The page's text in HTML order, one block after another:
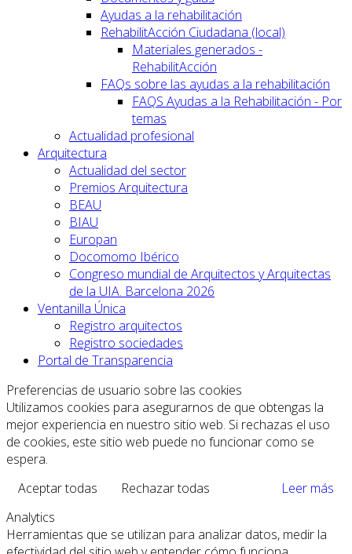
Ayudas a la rehabilitación
RehabilitAcción Ciudadana (local)
Materiales generados -
RehabilitAcción
FAQs sobre las ayudas a la rehabilitación
FAQS Ayudas a la Rehabilitación - Por
temas
Actualidad profesional
Arquitectura
Actualidad del sector
Premios Arquitectura
BEAU
BIAU
Europan
Docomomo Ibérico
Congreso mundial de Arquitectos y Arquitectas
de la UIA. Barcelona 2026
Ventanilla Única
Registro arquitectos
Registro sociedades
Portal de Transparencia
Preferencias de usuario sobre las cookies
Utilizamos cookies para asegurarnos de que obtengas la
mejor experiencia en nuestro sitio web. Si rechazas el uso
de cookies, este sitio web puede no funcionar como se
espera.
Aceptar todas
Rechazar todas
Leer más
Analytics
Herramientas que se utilizan para analizar datos, medir la